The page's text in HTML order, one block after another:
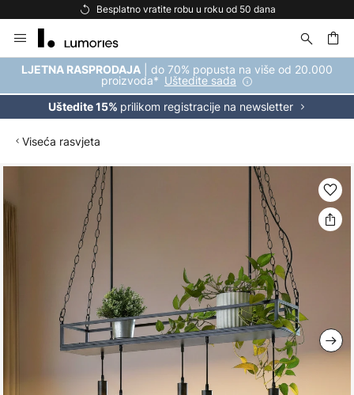
Besplatno vratite robu u roku od 50 dana
to
Content
LJETNA RASPRODAJA | do 70% popusta na više od 20.000
proizvoda* Uštedite sada
Uštedite 15% prilikom registracije na newsletter
Viseća rasvjeta
the